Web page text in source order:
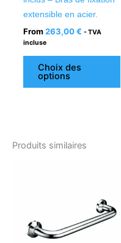
extensible en acier.
From 263,00€ - TVA
incluse
Choix des
options
Produits similaires